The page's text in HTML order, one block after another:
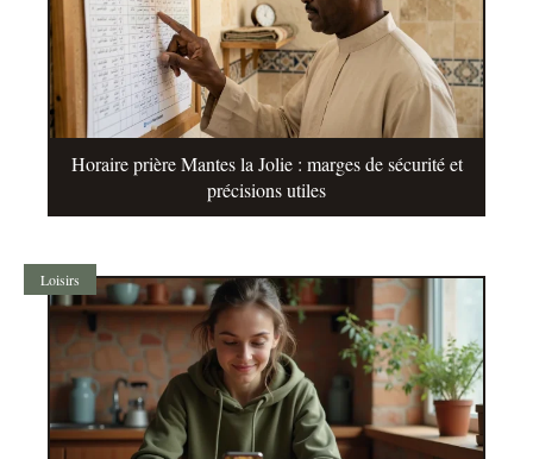
Horaire prière Mantes la Jolie : marges de sécurité et
précisions utiles
Loisirs